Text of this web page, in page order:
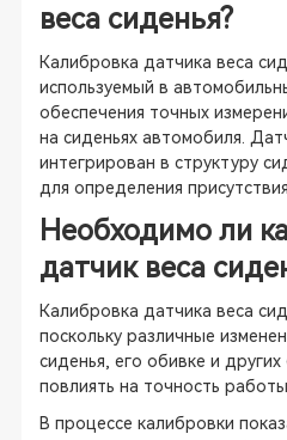
веса сиденья?
Калибровка датчика веса
используемый в
обеспечения точных
на сиденьях автомобиля.
интегрирован в структуру
для определения
Необходимо ли
датчик веса
Калибровка датчика веса
поскольку различные
сиденья, его обивке и
повлиять на точность
В процессе калибровки